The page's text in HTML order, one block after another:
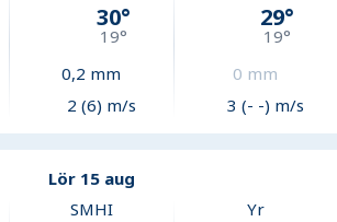
30°
19°
0,2 mm
2 (6) m/s
29°
19°
0 mm
3 (- -) m/s
Lör 15 aug
SMHI Yr